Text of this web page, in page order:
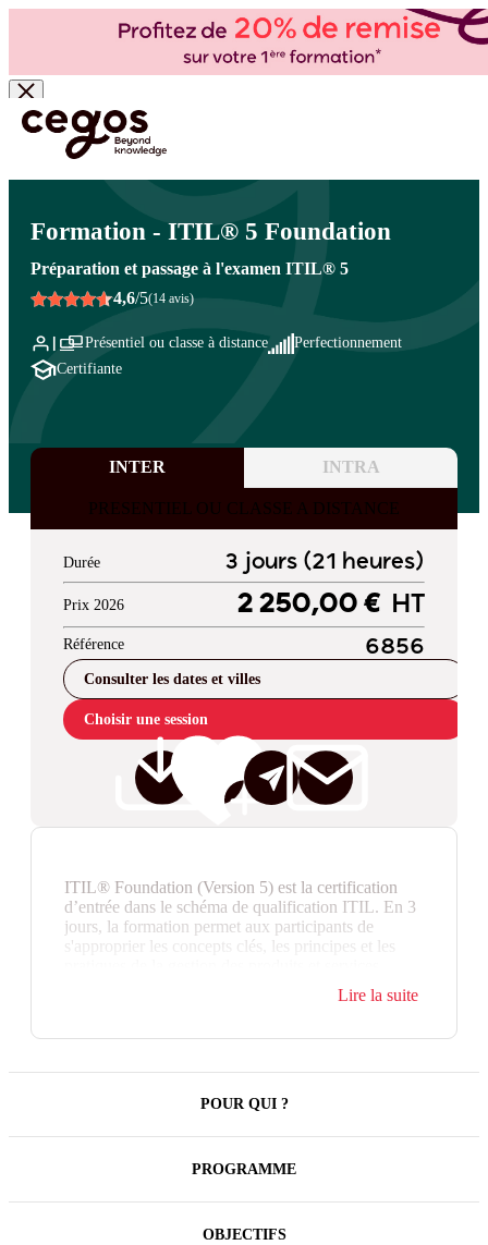
Skip to main content
Vous êtes ici : Accueil >Cegos, organisme de formation à Paris et en régions
d'information - Informatique
Formation - ITIL® 5 Foundation
Préparation et passage à l'examen ITIL® 5
4,6/5(14 avis)
Présentiel ou classe à distance
Perfectionnement
Certifiante
INTER INTRA
PRESENTIEL OU CLASSE A DISTANCE
Durée 3 jours (21 heures)
Prix 2026 2 250,00 € HT
Référence 6856
Consulter les dates et villes
Choisir une session
ITIL® Foundation (Version 5) est la certification
d’entrée dans le schéma de qualification ITIL. En 3
jours, la formation permet aux participants de
s'approprier les concepts clés, les principes et les
numériques tels que définis dans le référentiel ITIL.
Elle établit le langage commun et les connaissances
niveaux avancés de la certification ITIL.
Lire la suite
POUR QUI ?
PROGRAMME
OBJECTIFS